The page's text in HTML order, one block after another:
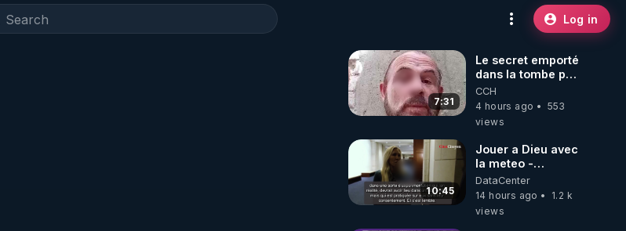
Log in
7:31
Le secret emporté
dans la tombe par
le Commandant
Cousteau le 25
juin 1997
CCH
4 hours ago
553
views
10:45
Jouer a Dieu avec
la meteo -
Citoicitoyen
DataCenter
14 hours ago
1.2 k
views